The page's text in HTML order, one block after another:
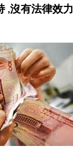
,沒有法律效力